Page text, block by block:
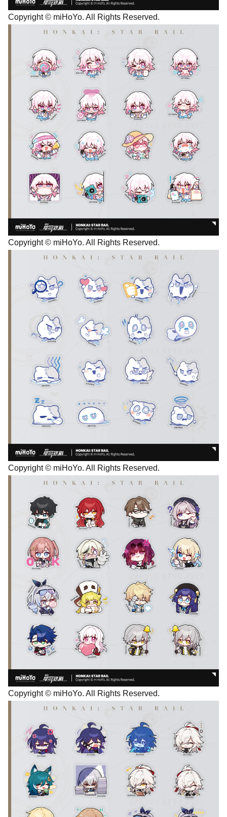
Copyright © miHoYo. All Rights Reserved.
Copyright © miHoYo. All Rights Reserved.
Copyright © miHoYo. All Rights Reserved.
Copyright © miHoYo. All Rights Reserved.